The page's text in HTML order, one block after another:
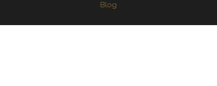
Blog